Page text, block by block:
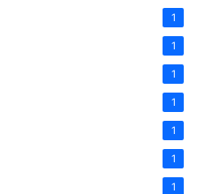
1
1
1
1
1
1
1